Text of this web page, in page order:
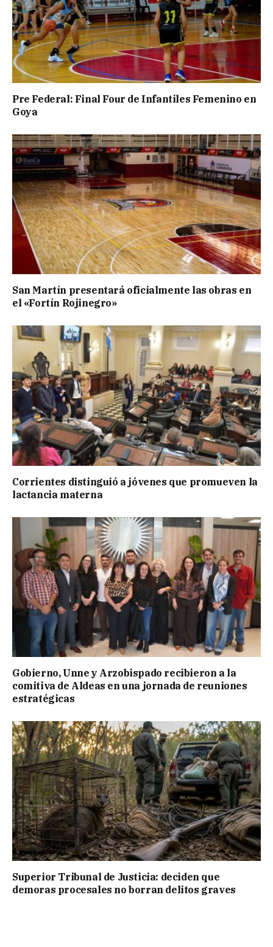
Pre Federal: Final Four de Infantiles Femenino en
Goya
San Martín presentará oficialmente las obras en
el «Fortín Rojinegro»
Corrientes distinguió a jóvenes que promueven la
lactancia materna
Gobierno, Unne y Arzobispado recibieron a la
comitiva de Aldeas en una jornada de reuniones
estratégicas
Superior Tribunal de Justicia: deciden que
demoras procesales no borran delitos graves